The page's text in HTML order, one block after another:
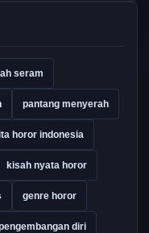
seram
pantang menyerah
horor indonesia
kisah nyata horor
genre horor
diri